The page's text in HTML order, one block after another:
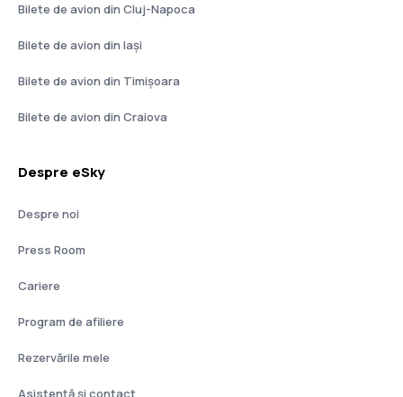
Bilete de avion din Cluj-Napoca
Bilete de avion din Iași
Bilete de avion din Timișoara
Bilete de avion din Craiova
Despre eSky
Despre noi
Press Room
Cariere
Program de afiliere
Rezervările mele
Asistenţă şi contact